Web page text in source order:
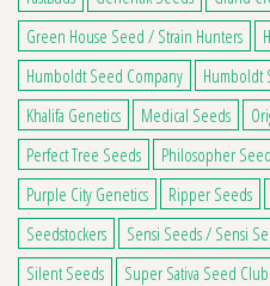
Green House Seed / Strain Hunters
Humboldt Seed Company
Humboldt
Khalifa Genetics
Medical Seeds
Perfect Tree Seeds
Philosopher
Purple City Genetics
Ripper Seeds
Seedstockers
Sensi Seeds / Sensi
Silent Seeds
Super Sativa Seed Club